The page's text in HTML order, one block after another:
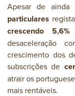
Apesar de ainda
particulares
crescendo
desaceleração
crescimento dos
subscrições de
atrair os
mais rentáveis.